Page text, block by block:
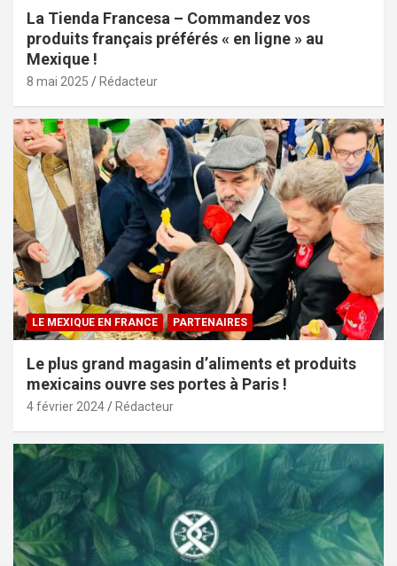
La Tienda Francesa – Commandez vos
produits français préférés « en ligne » au
Mexique !
8 mai 2025 Rédacteur
LE MEXIQUE EN FRANCE PARTENAIRES
Le plus grand magasin d’aliments et produits
mexicains ouvre ses portes à Paris !
4 février 2024 Rédacteur